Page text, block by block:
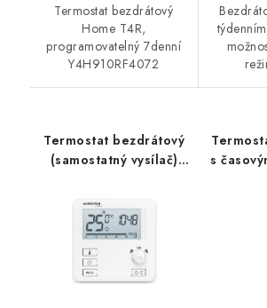
Termostat bezdrátový
Home T4R,
programovatelný 7denní
Y4H910RF4072
Termostat bezdrátový
(samostatný vysílač)
s